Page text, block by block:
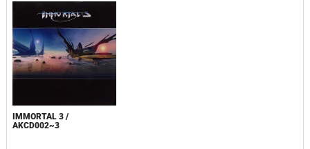
IMMORTAL 3 /
AKCD002~3